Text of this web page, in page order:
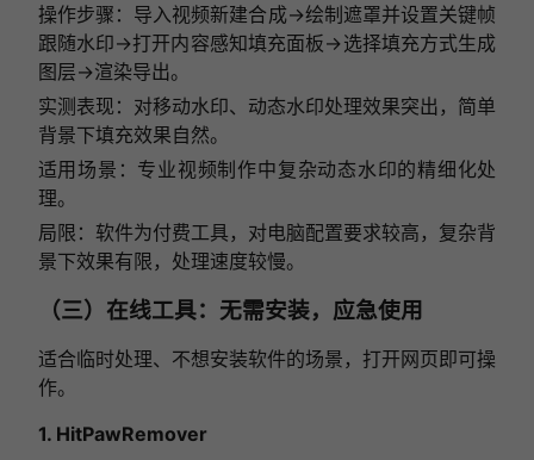
操作步骤：导入视频新建合成→绘制遮罩并设置关键帧
跟随水印→打开内容感知填充面板→选择填充方式生成
图层→渲染导出。
实测表现：对移动水印、动态水印处理效果突出，简单
背景下填充效果自然。
适用场景：专业视频制作中复杂动态水印的精细化处
理。
局限：软件为付费工具，对电脑配置要求较高，复杂背
景下效果有限，处理速度较慢。
（三）在线工具：无需安装，应急使用
适合临时处理、不想安装软件的场景，打开网页即可操
作。
1. HitPawRemover